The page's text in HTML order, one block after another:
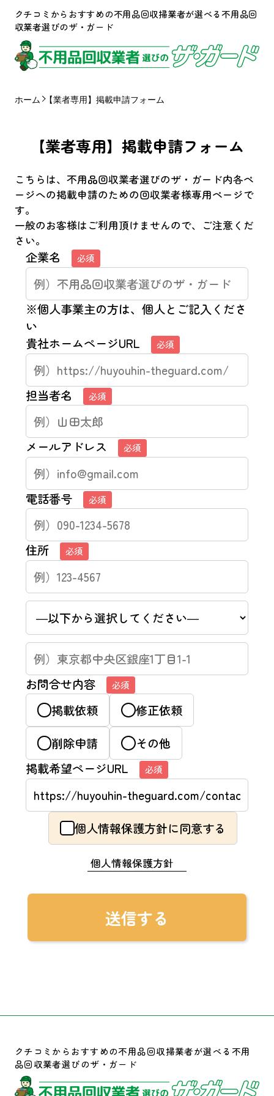
クチコミからおすすめの不用品回収掃業者が選べる不用品回
収業者選びのザ・ガード
ホーム 【業者専用】掲載申請フォーム
【業者専用】掲載申請フォーム
こちらは、不用品回収業者選びのザ・ガード内各ペ
ージへの掲載申請のための回収業者様専用ページで
す。
一般のお客様はご利用頂けませんので、ご注意くだ
さい。
企業名 必須
※個人事業主の方は、個人とご記入くださ
い
貴社ホームページURL
必須
担当者名 必須
メールアドレス 必須
電話番号 必須
住所 必須
お問合せ内容 必須
掲載依頼
修正依頼
削除申請
その他
掲載希望ページURL
必須
個人情報保護方針に同意する
個人情報保護方針
クチコミからおすすめの不用品回収掃業者が選べる不用
品回収業者選びのザ・ガード